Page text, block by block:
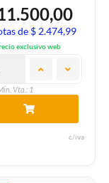
de $ 2.474,99
exclusivo web
Vta.: 1
c/iva